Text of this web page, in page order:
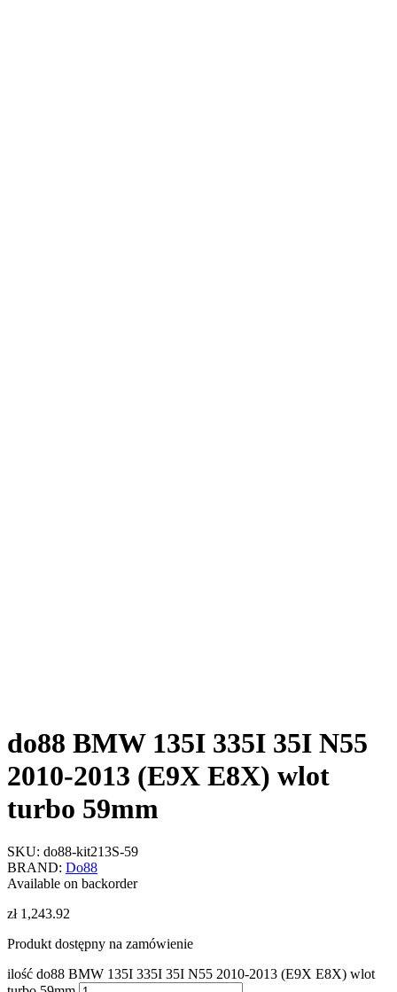
do88 BMW 135I 335I 35I N55
2010-2013 (E9X E8X) wlot
turbo 59mm
SKU: do88-kit213S-59
BRAND: Do88
Available on backorder
zł1,243.92
Produkt dostępny na zamówienie
ilość do88 BMW 135I 335I 35I N55 2010-2013 (E9X E8X) wlot